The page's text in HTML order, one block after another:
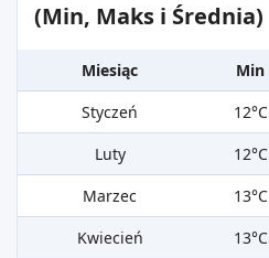
(Min, Maks i Średnia)
Miesiąc Min
Styczeń
12°C
Luty
12°C
Marzec
13°C
Kwiecień
13°C